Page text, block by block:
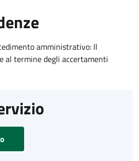
amministrativo: Il
al termine degli accertamenti